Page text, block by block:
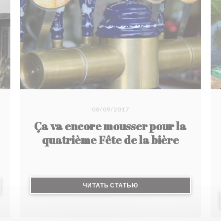
heures, une merveille qui fond dans la bouche.
En dessert, succombez au pain perdu
caramélisé et sa glace vanille ou à l'onctueux
parfait glacé aux spéculoos.
08/09/2017
Ça va encore mousser pour la
quatrième Fête de la bière
ЧИТАТЬ СТАТЬЮ((ОТКРЫВАЕТСЯ В